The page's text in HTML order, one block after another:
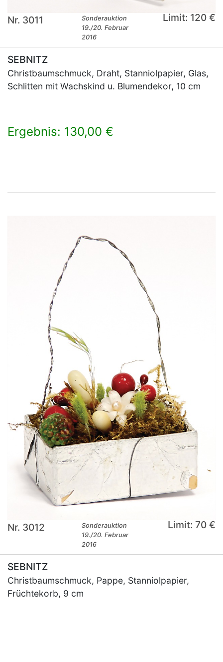
Nr. 3011
Sonderauktion
19./20. Februar
2016
Limit: 120 €
SEBNITZ
Christbaumschmuck, Draht, Stanniolpapier, Glas,
Schlitten mit Wachskind u. Blumendekor, 10 cm
Ergebnis: 130,00 €
Nr. 3012
Sonderauktion
19./20. Februar
2016
Limit: 70 €
SEBNITZ
Christbaumschmuck, Pappe, Stanniolpapier,
Früchtekorb, 9 cm